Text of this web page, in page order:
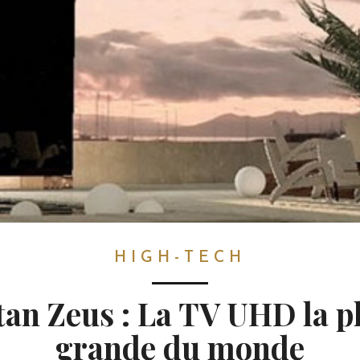
HIGH-TECH
Zeus : La TV UHD la
grande du monde